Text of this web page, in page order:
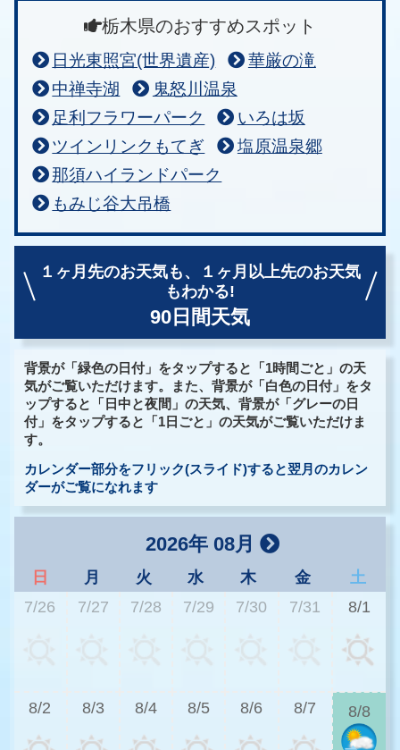
栃木県のおすすめスポット
日光東照宮(世界遺産)
華厳の滝
中禅寺湖
鬼怒川温泉
足利フラワーパーク
いろは坂
ツインリンクもてぎ
塩原温泉郷
那須ハイランドパーク
もみじ谷大吊橋
１ヶ月先のお天気も、
１ヶ月以上先のお天気
もわかる!
90日間天気
背景が「緑色の日付」をタップすると「1時間ごと」の天
気がご覧いただけます。また、背景が「白色の日付」をタ
ップすると「日中と夜間」の天気、背景が「グレーの日
付」をタップすると「1日ごと」の天気がご覧いただけま
す。
カレンダー部分をフリック(スライド)すると翌月のカレン
ダーがご覧になれます
2026年 08月
日 月 火 水 木 金
土
7/26
7/27 7/28 7/29 7/30 7/31 8/1
8/2 8/3 8/4 8/5 8/6 8/7 8/8